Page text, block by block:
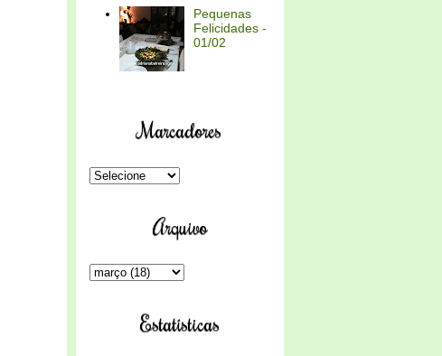
Pequenas
Felicidades -
01/02
Marcadores
Arquivo
Estatísticas